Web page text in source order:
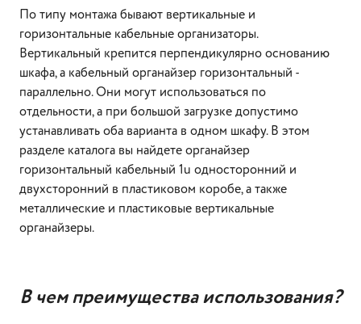
По типу монтажа бывают вертикальные и
горизонтальные кабельные организаторы.
Вертикальный крепится перпендикулярно основанию
шкафа, а кабельный органайзер горизонтальный -
параллельно. Они могут использоваться по
отдельности, а при большой загрузке допустимо
устанавливать оба варианта в одном шкафу. В этом
разделе каталога вы найдете органайзер
горизонтальный кабельный 1u односторонний и
двухсторонний в пластиковом коробе, а также
металлические и пластиковые вертикальные
органайзеры.
В чем преимущества использования?